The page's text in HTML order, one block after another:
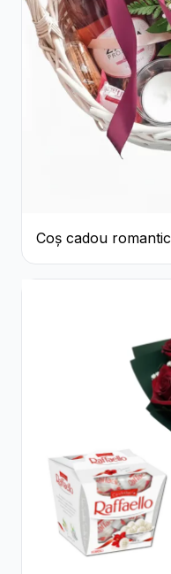
Coș cadou romantic